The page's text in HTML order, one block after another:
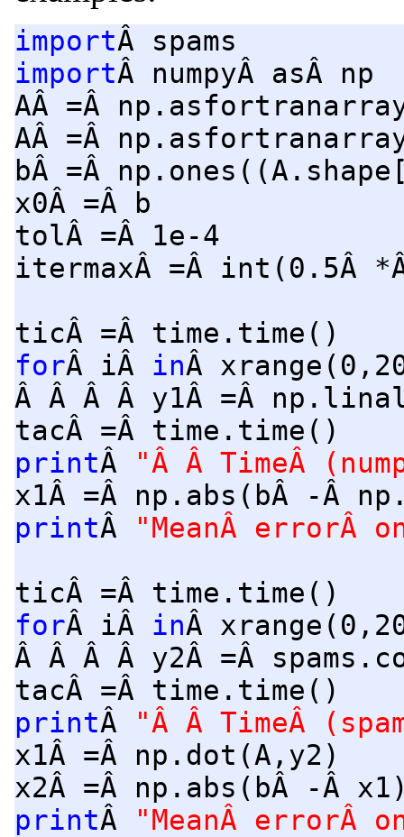
importÂ spams
importÂ numpyÂ asÂ np
AÂ =Â
AÂ =Â
bÂ =Â
x0Â =Â b
tolÂ =Â 1e-4
itermaxÂ =Â int(0.5Â
ticÂ =Â time.time()
forÂ iÂ inÂ
Â Â Â Â y1Â =Â
tacÂ =Â time.time()
printÂ
"Â Â TimeÂ
x1Â =Â np.abs(bÂ -Â
printÂ
"MeanÂ errorÂ
ticÂ =Â time.time()
forÂ iÂ inÂ
Â Â Â Â y2Â =Â
tacÂ =Â time.time()
printÂ
"Â Â TimeÂ
x1Â =Â np.dot(A,y2)
x2Â =Â np.abs(bÂ -Â
printÂ
"MeanÂ errorÂ